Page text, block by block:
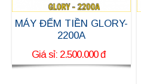
MÁY ĐẾM TIỀN GLORY-
2200A
Giá sỉ: 2.500.000 đ